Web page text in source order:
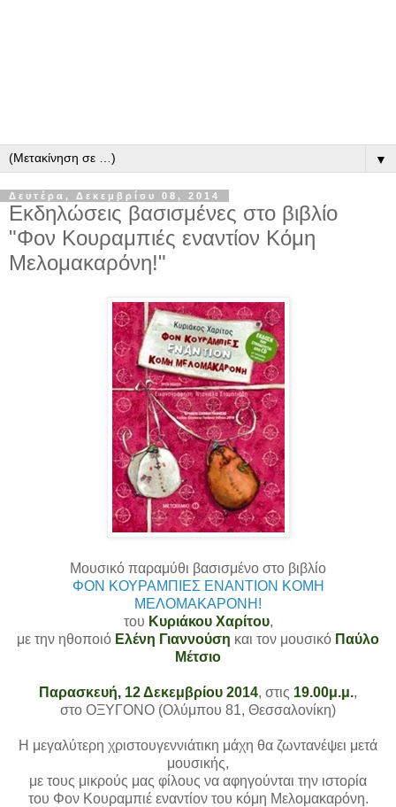
▼
Δευτέρα, Δεκεμβρίου 08, 2014
Εκδηλώσεις βασισμένες στο βιβλίο
"Φον Κουραμπιές εναντίον Κόμη
Μελομακαρόνη!"
Μουσικό παραμύθι βασισμένο στο βιβλίο
ΦΟΝ ΚΟΥΡΑΜΠΙΕΣ ΕΝΑΝΤΙΟΝ ΚΟΜΗ
ΜΕΛΟΜΑΚΑΡΟΝΗ!
του Κυριάκου Χαρίτου,
με την ηθοποιό Ελένη Γιαννούση και τον μουσικό Παύλο
Μέτσιο
Παρασκευή, 12 Δεκεμβρίου 2014, στις 19.00μ.μ.,
στο ΟΞΥΓΟΝΟ (Ολύμπου 81, Θεσσαλονίκη)
Η μεγαλύτερη χριστουγεννιάτικη μάχη θα ζωντανέψει μετά
μουσικής,
με τους μικρούς μας φίλους να αφηγούνται την ιστορία
του Φον Κουραμπιέ εναντίον του κόμη Μελομακαρόνη.